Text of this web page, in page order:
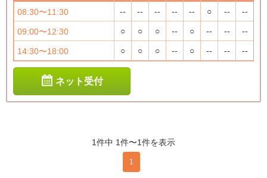
08:30〜11:30
-- -- -- -- -- ○ -- --
09:00〜12:30 ○ ○ ○ -- ○ -- -- --
14:30〜18:00 ○ ○ ○ -- ○ -- -- --
ネット受付
1件中 1件〜1件を表示
1